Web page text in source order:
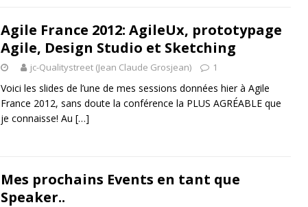
Agile France 2012: AgileUx, prototypage
Agile, Design Studio et Sketching
jc-Qualitystreet (Jean Claude Grosjean) 1
Voici les slides de l’une de mes sessions données hier à Agile
France 2012, sans doute la conférence la PLUS AGRÉABLE que
je connaisse! Au […]
Mes prochains Events en tant que
Speaker..